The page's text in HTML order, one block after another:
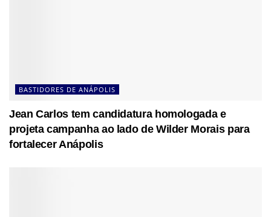
BASTIDORES DE ANÁPOLIS
Jean Carlos tem candidatura homologada e
projeta campanha ao lado de Wilder Morais para
fortalecer Anápolis